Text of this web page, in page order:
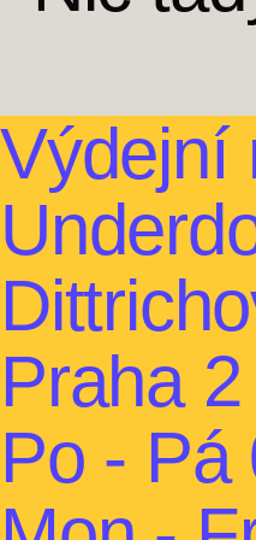
Výdejní
Praha 2
Po -